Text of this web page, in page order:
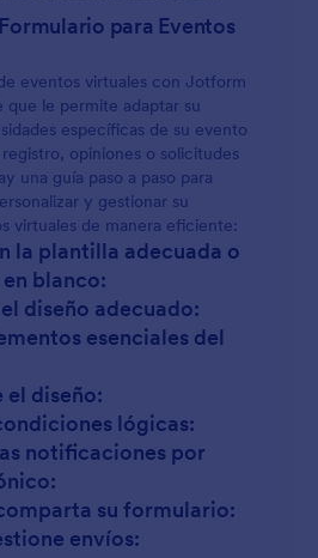
para Eventos
eventos virtuales con Jotform
que le permite adaptar su
específicas de su evento
opiniones o solicitudes
una guía paso a paso para
y gestionar su
virtuales de manera eficiente:
la plantilla adecuada o
blanco:
diseño adecuado:
esenciales del
el diseño:
lógicas:
notificaciones por
su formulario:
envíos: